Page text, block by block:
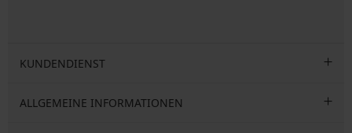
KUNDENDIENST
ALLGEMEINE INFORMATIONEN